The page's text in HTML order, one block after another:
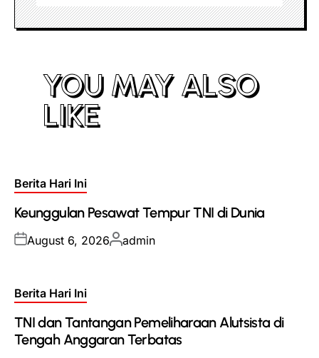
YOU MAY ALSO
LIKE
Posted
Berita Hari Ini
Keunggulan Pesawat Tempur TNI di Dunia
Posted
August 6, 2026Posted
admin
Posted
Berita Hari Ini
TNI dan Tantangan Pemeliharaan Alutsista di
Tengah Anggaran Terbatas